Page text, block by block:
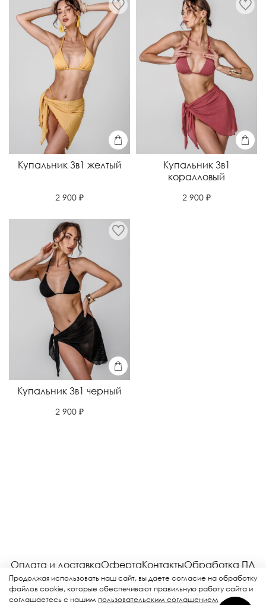
Купальник 3в1 желтый
2 900 ₽
Купальник 3в1
коралловый
2 900 ₽
Купальник 3в1 черный
2 900 ₽
Оплата и доставкаОфертаКонтактыОбработка ПД
СоглашениеВозвратРекламная рассылка
Продолжая использовать наш сайт, вы даете согласие на обработку
файлов cookie, которые обеспечивают правильную работу сайта и
соглашаетесь с нашим пользовательским соглашением